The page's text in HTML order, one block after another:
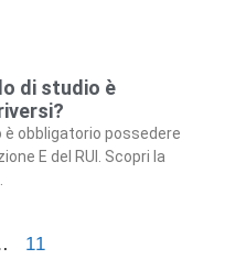
di studio è
obbligatorio possedere
E del RUI. Scopri la
11